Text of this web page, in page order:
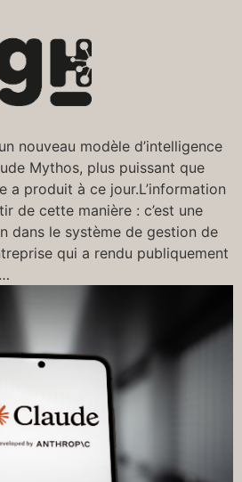
nouveau modèle d’intelligence
Mythos, plus puissant que
a produit à ce jour.L’information
de cette manière : c’est une
dans le système de gestion de
qui a rendu publiquement